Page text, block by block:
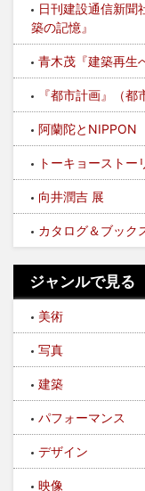
日刊建設通信新
築の記憶』
青木茂『建築再生
『都市計画』（
阿蘭陀とNIPPON
トーキョーストー
向井潤吉 展
カタログ＆ブック
ジャンルで見る
美術
写真
建築
パフォーマンス
デザイン
映像